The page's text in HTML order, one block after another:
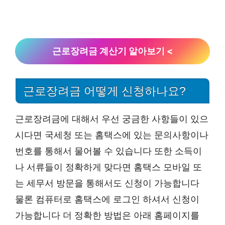
근로장려금 계산기 알아보기 <
근로장려금 어떻게 신청하나요?
근로장려금에 대해서 우선 궁금한 사항들이 있으
시다면 국세청 또는 홈택스에 있는 문의사항이나
번호를 통해서 물어볼 수 있습니다 또한 소득이
나 서류들이 정확하게 맞다면 홈택스 모바일 또
는 세무서 방문을 통해서도 신청이 가능합니다
물론 컴퓨터로 홈택스에 로그인 하셔서 신청이
가능합니다 더 정확한 방법은 아래 홈페이지를